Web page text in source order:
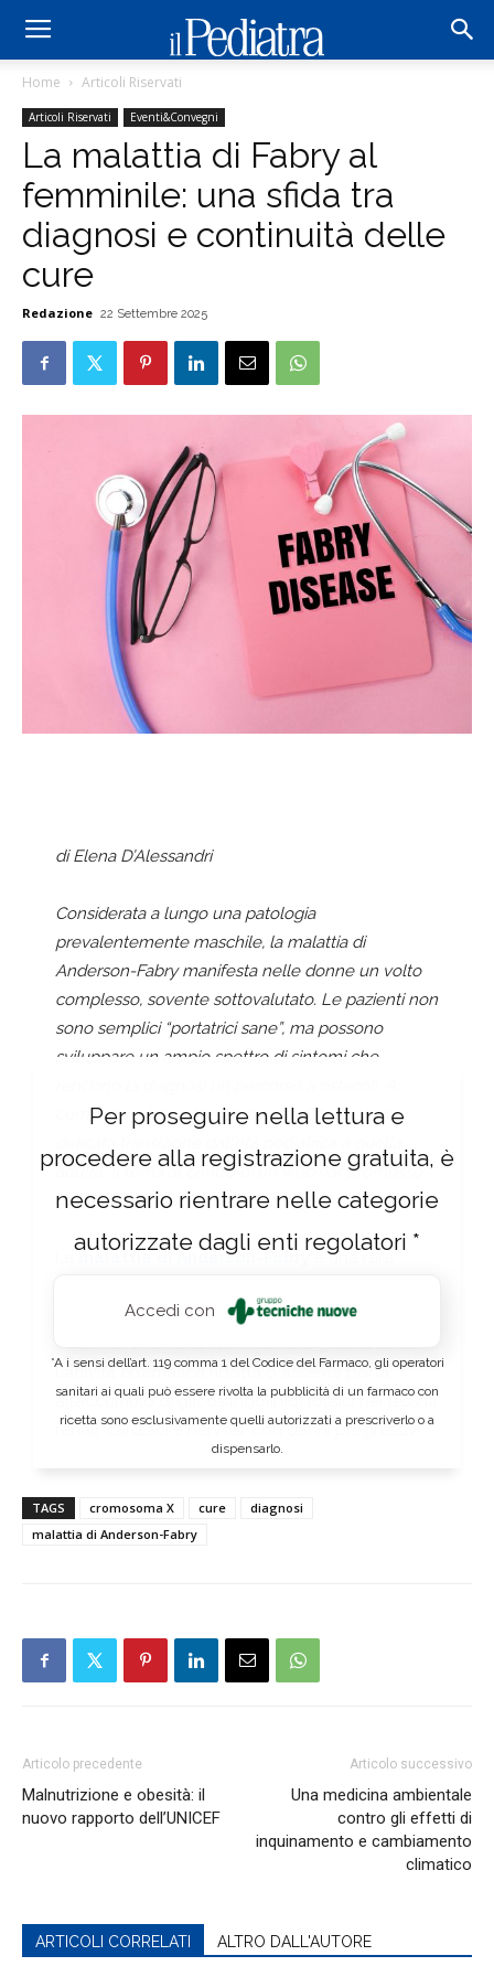
Home Articoli Riservati
Articoli Riservati Eventi&Convegni
La malattia di Fabry al
femminile: una sfida tra
diagnosi e continuità delle
cure
Redazione 22 Settembre 2025
Per proseguire nella lettura e
procedere alla registrazione gratuita, è
necessario rientrare nelle categorie
autorizzate dagli enti regolatori *
Accedi con
*A i sensi dell’art. 119 comma 1 del Codice del Farmaco, gli operatori
sanitari ai quali può essere rivolta la pubblicità di un farmaco con
ricetta sono esclusivamente quelli autorizzati a prescriverlo o a
dispensarlo.
di Elena D’Alessandri
Considerata a lungo una patologia
prevalentemente maschile, la malattia di
Anderson-Fabry manifesta nelle donne un volto
complesso, sovente sottovalutato. Le pazienti non
sono semplici “portatrici sane”, ma possono
sviluppare un ampio spettro di sintomi che
complicare il quadro clinico e assistenziale la
adulta. Il tema al centro di un webinar promosso
da AIAF lo scorso 13 settembre.
malattia di Anderson-Fabry
è una rara
causata da varianti patogene nel gene GLA, che
L’attività enzimatica ridotta o assente porta
all’accumulo di glicosfingolipidi tossici nei tessuti
renali, cardiaci e nervosi, con danni progressivi
agli organi e complicazioni potenzialmente
La definizione del momento appropriato per
asintomatica di malattia può protrarsi a lungo.
‘portatrice sana’
TAGS cromosoma X cure
diagnosi
malattia di Anderson-Fabry
Articolo precedente
Malnutrizione e obesità: il
nuovo rapporto dell’UNICEF
Articolo successivo
Una medicina ambientale
contro gli effetti di
inquinamento e cambiamento
climatico
ARTICOLI CORRELATI ALTRO DALL'AUTORE